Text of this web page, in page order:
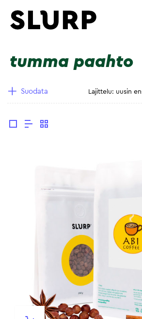
tumma paahto
Suodata